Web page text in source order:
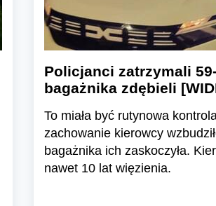
Policjanci zatrzymali
bagażnika zdębieli
To miała być rutynowa
zachowanie kierowcy
bagażnika ich zaskoczyła.
nawet 10 lat więzienia.